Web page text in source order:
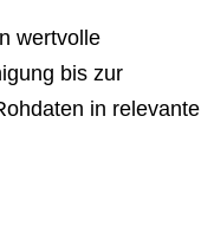
wertvolle
bis zur
in relevante